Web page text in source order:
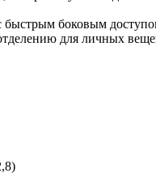
боковым
для личных